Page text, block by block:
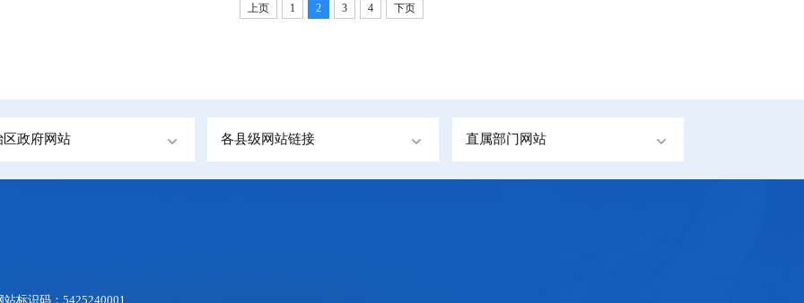
上页 1 2 3 4 下页
区政府网站 各县级网站链接 直属部门网站
标识码：5425240001